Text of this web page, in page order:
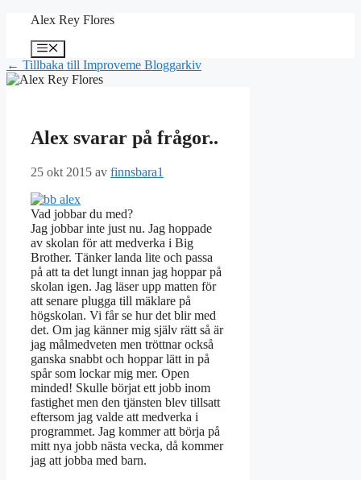
Hoppa
innehåll
Alex Rey Flores
Meny
← Tillbaka till Improveme Bloggarkiv
Alex svarar på frågor..
25 okt 2015 av finnsbara1
Vad jobbar du med?
Jag jobbar inte just nu. Jag hoppade
av skolan för att medverka i Big
Brother. Tänker landa lite och passa
på att ta det lungt innan jag hoppar på
skolan igen. Jag läser upp matten för
att senare plugga till mäklare på
högskolan. Vi får se hur det blir med
det. Om jag känner mig själv rätt så är
jag målmedveten men tröttnar också
ganska snabbt och hoppar lätt in på
spår som lockar mig mer. Open
minded! Skulle börjat ett jobb inom
fastighet men den tjänsten blev tillsatt
eftersom jag valde att medverka i
programmet. Jag kommer att börja på
mitt nya jobb nästa vecka, då kommer
jag att jobba med barn.